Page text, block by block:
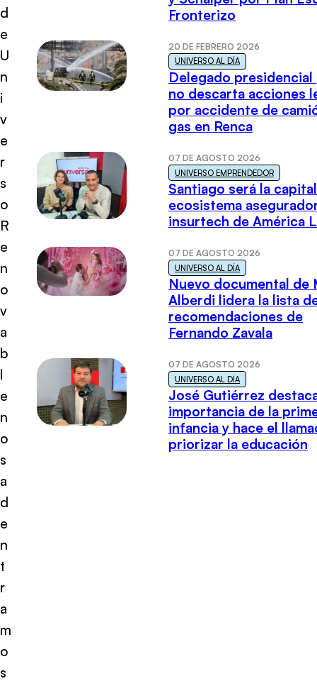
d
e
U
n
i
v
e
r
s
o
R
e
n
o
v
a
b
l
e
n
o
s
a
d
e
n
t
r
a
m
o
s
Fronterizo
20 DE FEBRERO 2026
UNIVERSO AL DÍA
Delegado presidencial
no descarta acciones
por accidente de
gas en Renca
07 DE AGOSTO 2026
UNIVERSO EMPRENDEDOR
Santiago será la
ecosistema
insurtech de América
07 DE AGOSTO 2026
UNIVERSO AL DÍA
Nuevo documental de
Alberdi lidera la lista
recomendaciones de
Fernando Zavala
07 DE AGOSTO 2026
UNIVERSO AL DÍA
José Gutiérrez
importancia de la
infancia y hace el
priorizar la educación